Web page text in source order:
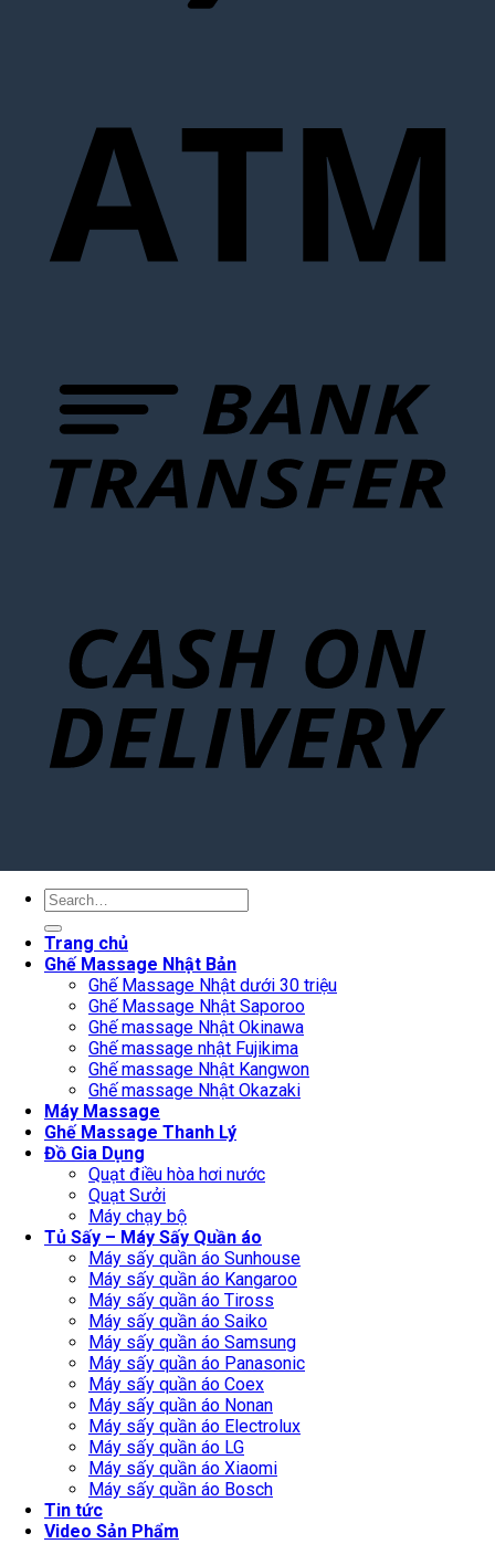
Search
Trang chủ
Ghế Massage Nhật Bản
Ghế Massage Nhật dưới 30 triệu
Ghế Massage Nhật Saporoo
Ghế massage Nhật Okinawa
Ghế massage nhật Fujikima
Ghế massage Nhật Kangwon
Ghế massage Nhật Okazaki
Máy Massage
Ghế Massage Thanh Lý
Đồ Gia Dụng
Quạt điều hòa hơi nước
Quạt Sưởi
Máy chạy bộ
Tủ Sấy – Máy Sấy Quần áo
Máy sấy quần áo Sunhouse
Máy sấy quần áo Kangaroo
Máy sấy quần áo Tiross
Máy sấy quần áo Saiko
Máy sấy quần áo Samsung
Máy sấy quần áo Panasonic
Máy sấy quần áo Coex
Máy sấy quần áo Nonan
Máy sấy quần áo Electrolux
Máy sấy quần áo LG
Máy sấy quần áo Xiaomi
Máy sấy quần áo Bosch
Tin tức
Video Sản Phẩm